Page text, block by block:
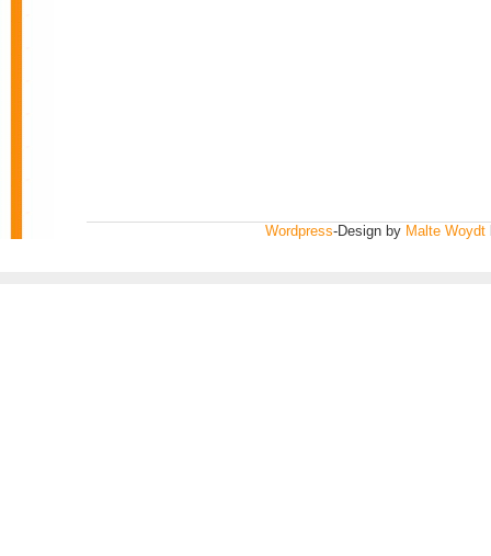
Wordpress-Design by Malte Woydt